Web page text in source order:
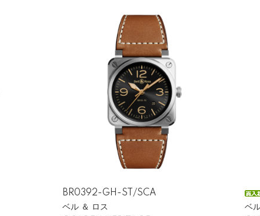
た視認性重視のデザイン
特徴は、航空機の計器をモチーフにしたスクエアケース。丸型のケ
的な個性を放ちます。太いインデックスやシンプルな文字盤は、瞬
角い時計」と言われるほど、そのデザインはブランドの象徴となっ
BR0392-GH-ST/SCA
ベル ＆ ロス
ベ